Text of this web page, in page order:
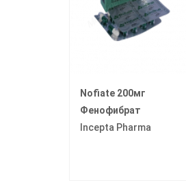
Nofiate 200мг
Фенофибрат
Incepta Pharma